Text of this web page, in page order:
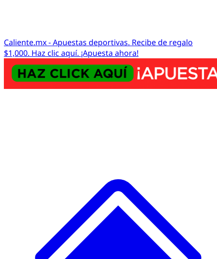
Caliente.mx - Apuestas deportivas. Recibe de regalo
$1,000. Haz clic aquí. ¡Apuesta ahora!